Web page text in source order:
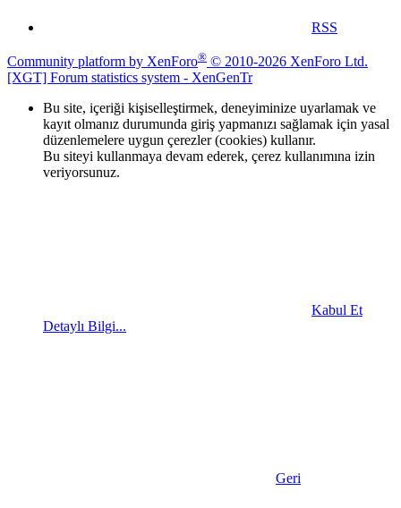
RSS
Community platform by XenForo® © 2010-2026 XenForo Ltd.
[XGT] Forum statistics system - XenGenTr
Bu site, içeriği kişiselleştirmek, deneyiminize uyarlamak ve
kayıt olmanız durumunda giriş yapmanızı sağlamak için yasal
düzenlemelere uygun çerezler (cookies) kullanır.
Bu siteyi kullanmaya devam ederek, çerez kullanımına izin
veriyorsunuz.
Kabul Et
Detaylı Bilgi...
Geri